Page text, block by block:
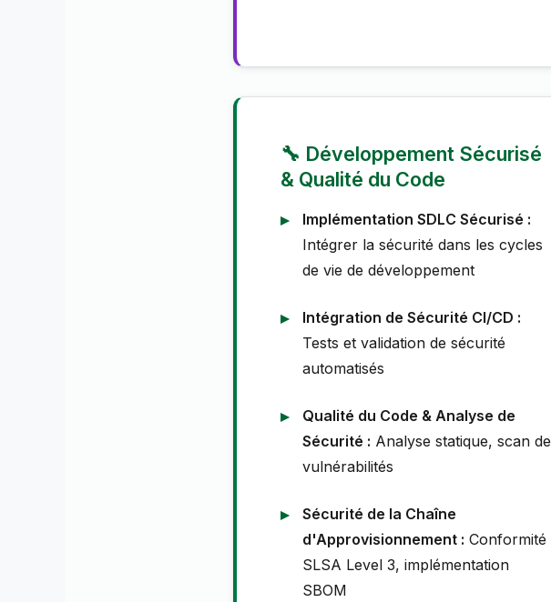
🔧 Développement Sécurisé
& Qualité du Code
Implémentation SDLC Sécurisé :
Intégrer la sécurité dans les cycles
de vie de développement
Intégration de Sécurité CI/CD :
Tests et validation de sécurité
automatisés
Qualité du Code & Analyse de
Sécurité : Analyse statique, scan de
vulnérabilités
Sécurité de la Chaîne
d'Approvisionnement : Conformité
SLSA Level 3, implémentation
SBOM